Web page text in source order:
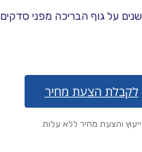
אחריות ל5 שנים על גוף הבריכה מפני סדקים
לקבלת הצעת מחיר
ייעוץ והצעת מחיר ללא עלות